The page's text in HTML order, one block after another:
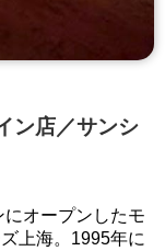
ン店／サンシ
オープンしたモ
上海。1995年に